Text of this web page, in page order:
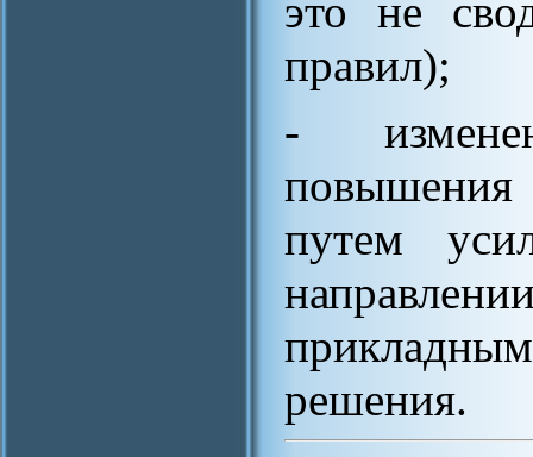
это не
правил);
-
путем
решения.